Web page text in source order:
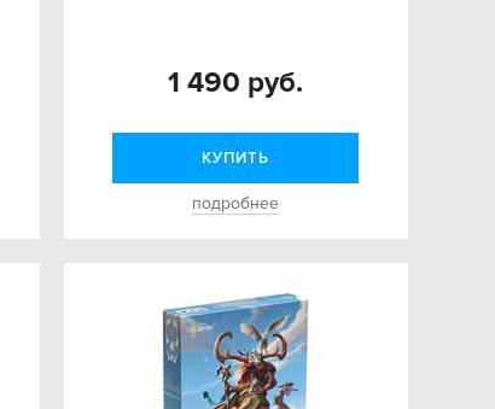
1 490 руб.
КУПИТЬ
подробнее